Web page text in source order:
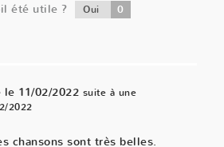
été utile ?
Oui 0
le 11/02/2022 suite à une
2022
chansons sont très belles.